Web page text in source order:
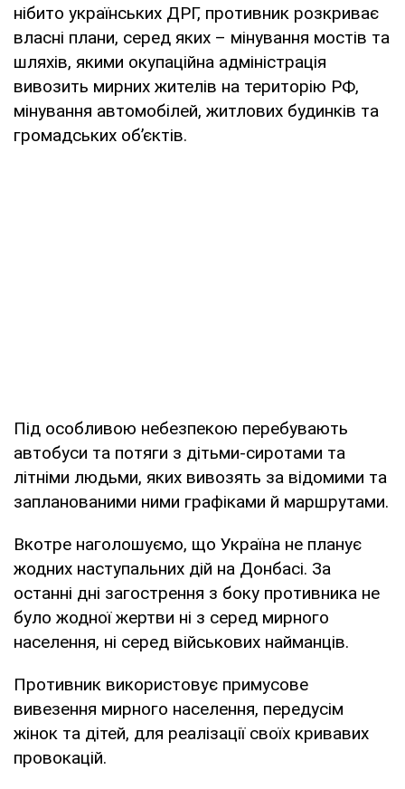
нібито українських ДРГ, противник розкриває
власні плани, серед яких – мінування мостів та
шляхів, якими окупаційна адміністрація
вивозить мирних жителів на територію РФ,
мінування автомобілей, житлових будинків та
громадських об’єктів.
Під особливою небезпекою перебувають
автобуси та потяги з дітьми-сиротами та
літніми людьми, яких вивозять за відомими та
запланованими ними графіками й маршрутами.
Вкотре наголошуємо, що Україна не планує
жодних наступальних дій на Донбасі. За
останні дні загострення з боку противника не
було жодної жертви ні з серед мирного
населення, ні серед військових найманців.
Противник використовує примусове
вивезення мирного населення, передусім
жінок та дітей, для реалізації своїх кривавих
провокацій.